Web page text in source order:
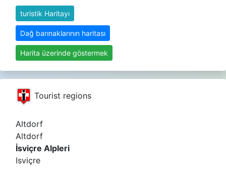
turistik Haritayı
Dağ barınaklarının haritası
Harita üzerinde göstermek
Tourist regions
Altdorf
Altdorf
İsviçre Alpleri
Isviçre